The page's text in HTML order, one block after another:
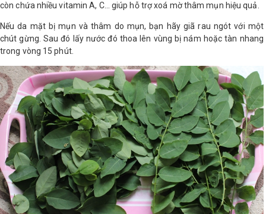
còn chứa nhiều vitamin A, C… giúp hỗ trợ xoá mờ thâm mụn hiệu quả.
Nếu da mặt bị mụn và thâm do mụn, bạn hãy giã rau ngót với một
chút gừng. Sau đó lấy nước đó thoa lên vùng bị nám hoặc tàn nhang
trong vòng 15 phút.